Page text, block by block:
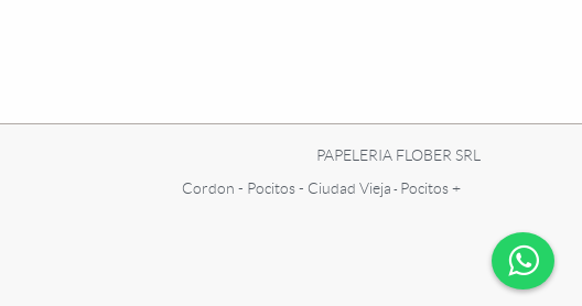
PAPELERIA FLOBER SRL
Cordon - Pocitos - Ciudad Vieja - Pocitos +